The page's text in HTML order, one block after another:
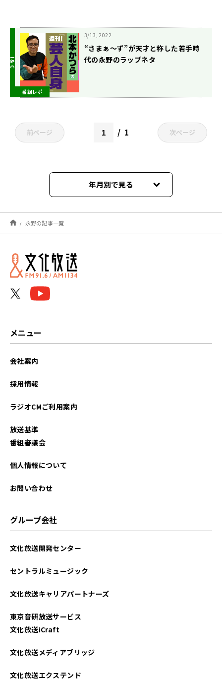
番組レポ
3/13, 2022
“さまぁ～ず”が天才と称した若手時
代の永野のラップネタ
前ページ 1 次ページ
年月別で見る
2022年05月
2022年04月
2022年03月
永野の記事一覧
メニュー
会社案内
採用情報
ラジオCMご利用案内
放送基準
番組審議会
個人情報について
お問い合わせ
グループ会社
文化放送開発センター
セントラルミュージック
文化放送キャリアパートナーズ
東京音研放送サービス
文化放送iCraft
文化放送メディアブリッジ
文化放送エクステンド